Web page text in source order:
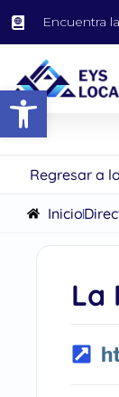
Abrir barra de
Encuentra
Regresar a
Inicio
La